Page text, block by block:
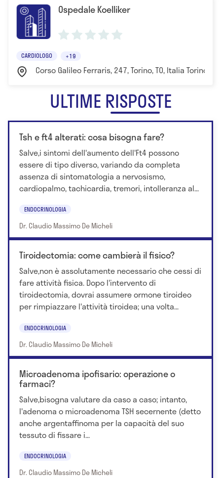
Ospedale Koelliker
CARDIOLOGO +19
Corso Galileo Ferraris, 247, Torino, TO, Italia Torino
ULTIME RISPOSTE
Tsh e ft4 alterati: cosa bisogna fare?
Salve,i sintomi dell'aumento dell'Ft4 possono
essere di tipo diverso, variando da completa
assenza di sintomatologia a nervosismo,
cardiopalmo, tachicardia, tremori, intolleranza al...
ENDOCRINOLOGIA
Dr. Claudio Massimo De Micheli
Tiroidectomia: come cambierà il fisico?
Salve,non è assolutamente necessario che cessi di
fare attività fisica. Dopo l'intervento di
tiroidectomia, dovrai assumere ormone tiroideo
per rimpiazzare l'attività tiroidea; una volta...
ENDOCRINOLOGIA
Dr. Claudio Massimo De Micheli
Microadenoma ipofisario: operazione o
farmaci?
Salve,bisogna valutare da caso a caso; intanto,
l'adenoma o microadenoma TSH secernente (detto
anche argentaffinoma per la capacità del suo
tessuto di fissare i...
ENDOCRINOLOGIA
Dr. Claudio Massimo De Micheli